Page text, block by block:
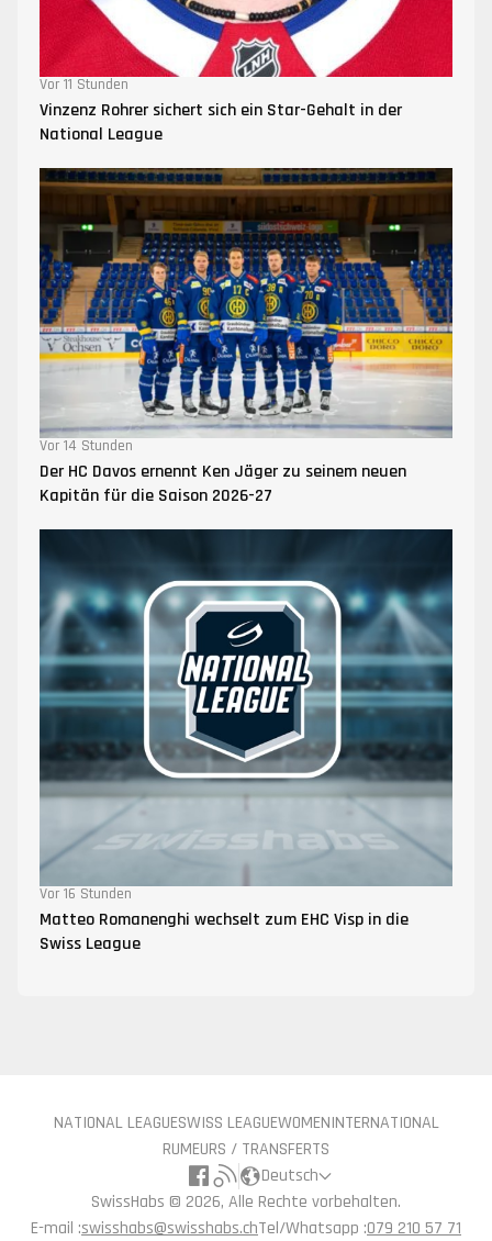
Vor 11 Stunden
Vinzenz Rohrer sichert sich ein Star-Gehalt in der
National League
Vor 14 Stunden
Der HC Davos ernennt Ken Jäger zu seinem neuen
Kapitän für die Saison 2026-27
Vor 16 Stunden
Matteo Romanenghi wechselt zum EHC Visp in die
Swiss League
NATIONAL LEAGUESWISS LEAGUEWOMENINTERNATIONAL
RUMEURS / TRANSFERTS
Deutsch
SwissHabs © 2026, Alle Rechte vorbehalten.
E-mail :swisshabs@swisshabs.chTel/Whatsapp :079 210 57 71